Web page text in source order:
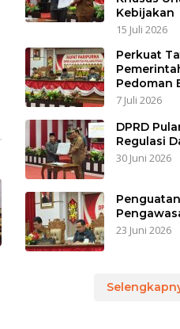
Kebijakan
15 Juli 2026
Perkuat
Pedoman
7 Juli 2026
DPRD
Regulasi
30 Juni 2026
23 Juni 2026